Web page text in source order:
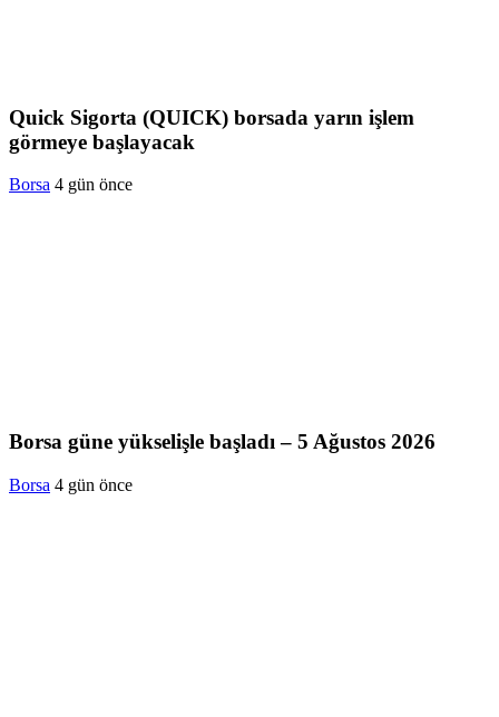
Quick Sigorta (QUICK) borsada yarın işlem
görmeye başlayacak
Borsa 4 gün önce
Borsa güne yükselişle başladı – 5 Ağustos 2026
Borsa 4 gün önce